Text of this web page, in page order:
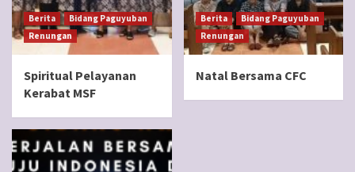
Berita
Bidang Paguyuban
Renungan
Spiritual Pelayanan
Kerabat MSF
Berita
Bidang Paguyuban
Renungan
Natal Bersama CFC